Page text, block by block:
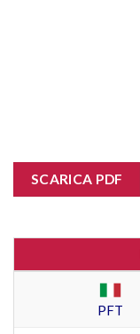
SCARICA PDF
PFT